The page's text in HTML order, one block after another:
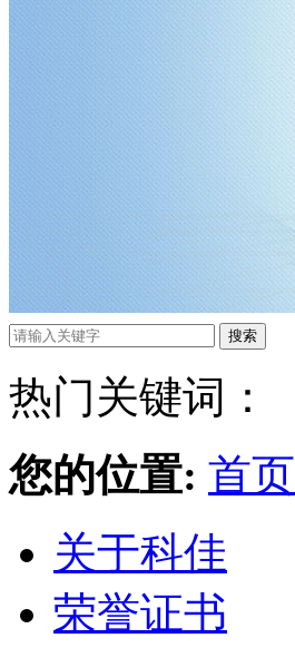
热门关键词：
您的位置: 首页
关于科佳
荣誉证书